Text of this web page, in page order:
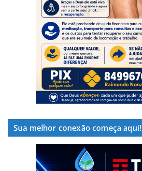
Sua melhor conexão começa aqui!